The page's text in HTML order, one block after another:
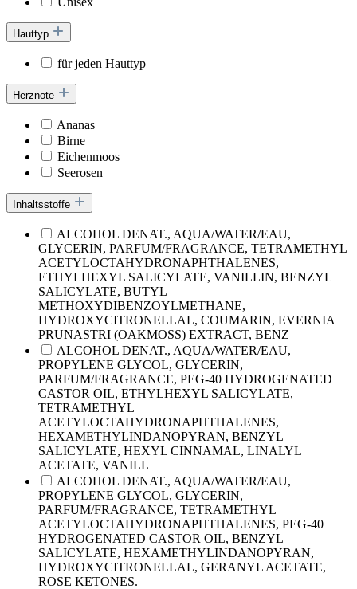
Hauttyp
für jeden Hauttyp
Herznote
Ananas
Birne
Eichenmoos
Seerosen
Inhaltsstoffe
ALCOHOL DENAT., AQUA/WATER/EAU,
GLYCERIN, PARFUM/FRAGRANCE, TETRAMETHYL
ACETYLOCTAHYDRONAPHTHALENES,
ETHYLHEXYL SALICYLATE, VANILLIN, BENZYL
SALICYLATE, BUTYL
METHOXYDIBENZOYLMETHANE,
HYDROXYCITRONELLAL, COUMARIN, EVERNIA
PRUNASTRI (OAKMOSS) EXTRACT, BENZ
ALCOHOL DENAT., AQUA/WATER/EAU,
PROPYLENE GLYCOL, GLYCERIN,
PARFUM/FRAGRANCE, PEG-40 HYDROGENATED
CASTOR OIL, ETHYLHEXYL SALICYLATE,
TETRAMETHYL
ACETYLOCTAHYDRONAPHTHALENES,
HEXAMETHYLINDANOPYRAN, BENZYL
SALICYLATE, HEXYL CINNAMAL, LINALYL
ACETATE, VANILL
ALCOHOL DENAT., AQUA/WATER/EAU,
PROPYLENE GLYCOL, GLYCERIN,
PARFUM/FRAGRANCE, TETRAMETHYL
ACETYLOCTAHYDRONAPHTHALENES, PEG-40
HYDROGENATED CASTOR OIL, BENZYL
SALICYLATE, HEXAMETHYLINDANOPYRAN,
HYDROXYCITRONELLAL, GERANYL ACETATE,
ROSE KETONES.